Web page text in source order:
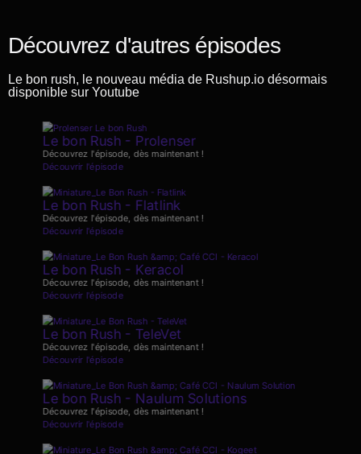
Découvrez d'autres épisodes
Le bon rush, le nouveau média de Rushup.io désormais
disponible sur Youtube
Le bon Rush - Prolenser
Découvrez l'épisode, dès maintenant !
Découvrir l'épisode
Le bon Rush - Flatlink
Découvrez l'épisode, dès maintenant !
Découvrir l'épisode
Le bon Rush - Keracol
Découvrez l'épisode, dès maintenant !
Découvrir l'épisode
Le bon Rush - TeleVet
Découvrez l'épisode, dès maintenant !
Découvrir l'épisode
Le bon Rush - Naulum Solutions
Découvrez l'épisode, dès maintenant !
Découvrir l'épisode